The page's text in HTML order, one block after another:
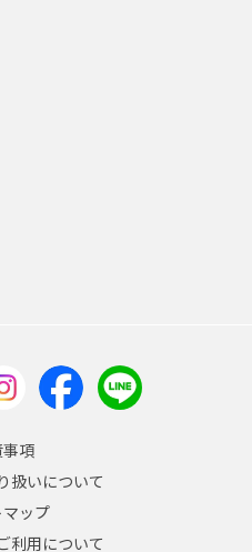
事項
扱いについて
マップ
利用について